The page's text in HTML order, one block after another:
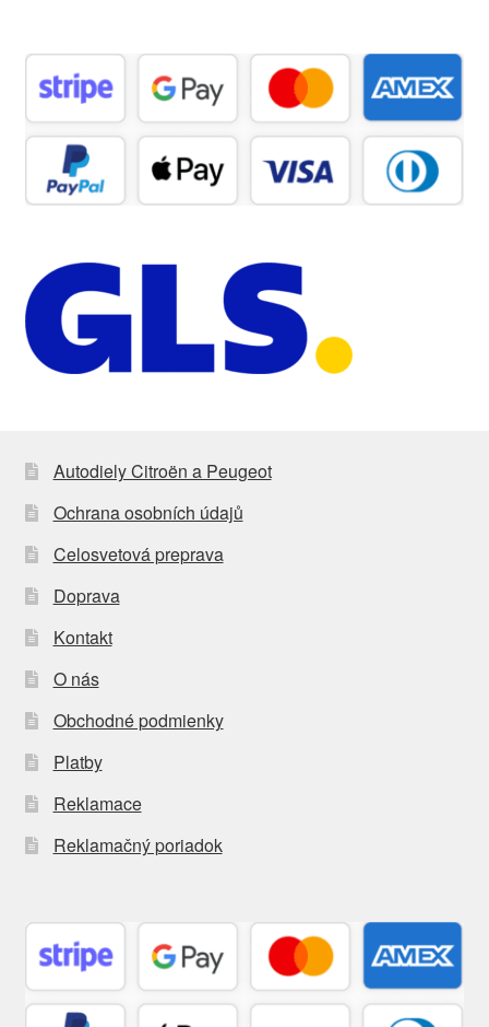
Autodiely Citroën a Peugeot
Ochrana osobních údajů
Celosvetová preprava
Doprava
Kontakt
O nás
Obchodné podmienky
Platby
Reklamace
Reklamačný poriadok